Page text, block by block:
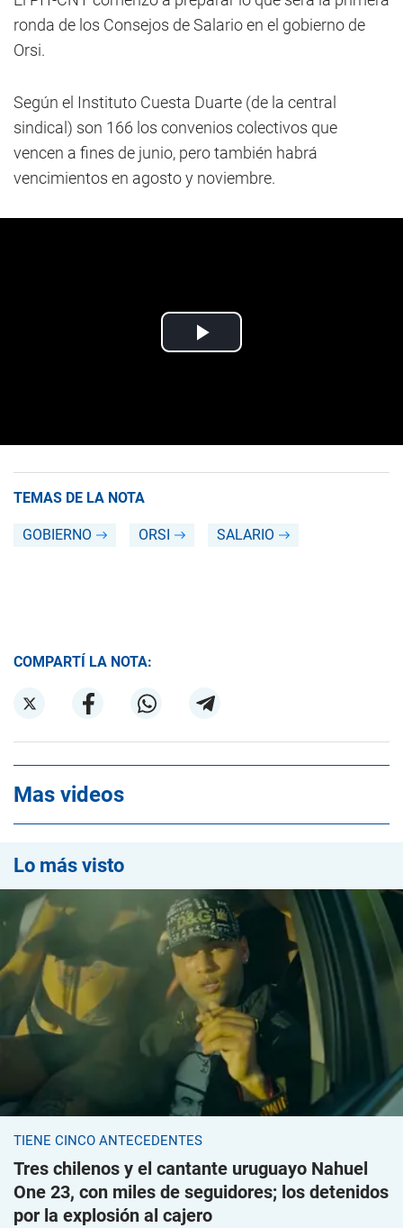
ronda de los Consejos de Salario en el gobierno de
Orsi.
Según el Instituto Cuesta Duarte (de la central
sindical) son 166 los convenios colectivos que
vencen a fines de junio, pero también habrá
vencimientos en agosto y noviembre.
TEMAS DE LA NOTA
GOBIERNO ORSI SALARIO
COMPARTÍ LA NOTA:
Mas videos
Lo más visto
TIENE CINCO ANTECEDENTES
Tres chilenos y el cantante uruguayo Nahuel
One 23, con miles de seguidores; los detenidos
por la explosión al cajero